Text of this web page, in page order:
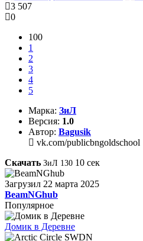
3 507
0
100
1
2
3
4
5
Марка: ЗиЛ
Версия: 1.0
Автор: Bagusik
vk.com/publicbngoldschool
Скачать ЗиЛ 130 10 сек
Загрузил 22 марта 2025
BeamNGhub
Популярное
Домик в Деревне